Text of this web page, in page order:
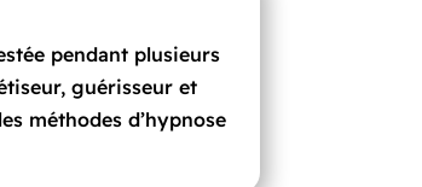
pendant plusieurs
guérisseur et
méthodes d’hypnose